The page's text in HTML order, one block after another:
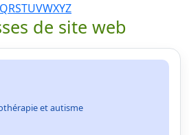
QRSTUVWXYZ
de site web
et autisme